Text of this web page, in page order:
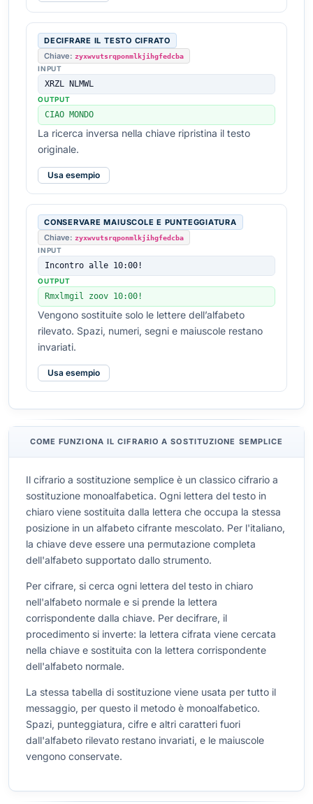
DECIFRARE IL TESTO CIFRATO
Chiave: zyxwvutsrqponmlkjihgfedcba
INPUT
XRZL NLMWL
OUTPUT
CIAO MONDO
La ricerca inversa nella chiave ripristina il testo
originale.
Usa esempio
CONSERVARE MAIUSCOLE E PUNTEGGIATURA
Chiave: zyxwvutsrqponmlkjihgfedcba
INPUT
Incontro alle 10:00!
OUTPUT
Rmxlmgil zoov 10:00!
Vengono sostituite solo le lettere dell’alfabeto
rilevato. Spazi, numeri, segni e maiuscole restano
invariati.
Usa esempio
COME FUNZIONA IL CIFRARIO A SOSTITUZIONE SEMPLICE
Il cifrario a sostituzione semplice è un classico cifrario a
sostituzione monoalfabetica. Ogni lettera del testo in
chiaro viene sostituita dalla lettera che occupa la stessa
posizione in un alfabeto cifrante mescolato. Per l'italiano,
la chiave deve essere una permutazione completa
dell'alfabeto supportato dallo strumento.
Per cifrare, si cerca ogni lettera del testo in chiaro
nell'alfabeto normale e si prende la lettera
corrispondente dalla chiave. Per decifrare, il
procedimento si inverte: la lettera cifrata viene cercata
nella chiave e sostituita con la lettera corrispondente
dell'alfabeto normale.
La stessa tabella di sostituzione viene usata per tutto il
messaggio, per questo il metodo è monoalfabetico.
Spazi, punteggiatura, cifre e altri caratteri fuori
dall'alfabeto rilevato restano invariati, e le maiuscole
vengono conservate.